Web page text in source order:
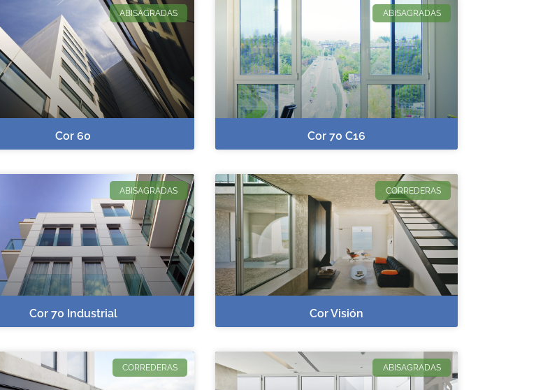
ABISAGRADAS
Cor 60
ABISAGRADAS
Cor 70 C16
ABISAGRADAS
Cor 70 Industrial
CORREDERAS
Cor Visión
CORREDERAS ABISAGRADAS